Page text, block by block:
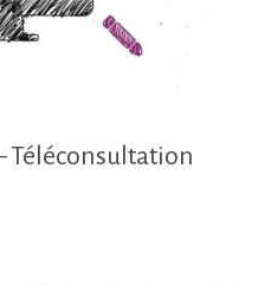
Téléconsultation